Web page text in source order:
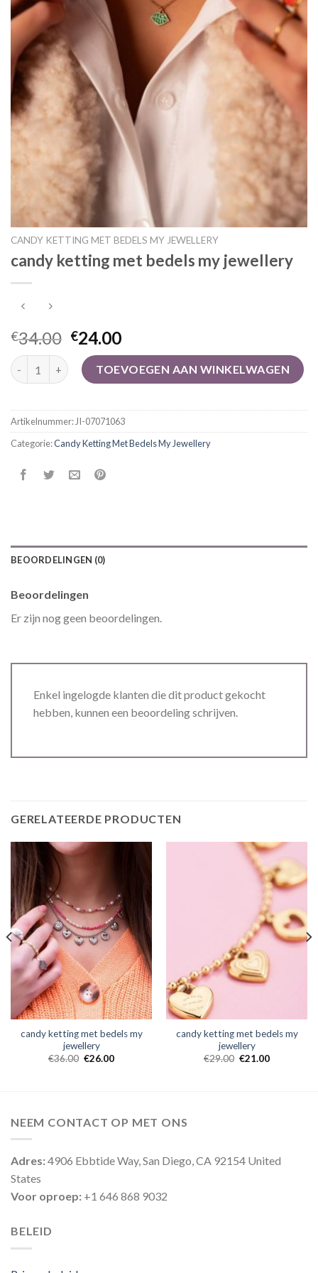
CANDY KETTING MET BEDELS MY JEWELLERY
candy ketting met bedels my jewellery
€34.00 €24.00
candy ketting met bedels my jewellery aantal
TOEVOEGEN AAN WINKELWAGEN
Artikelnummer: JI-07071063
Categorie:Candy Ketting Met Bedels My Jewellery
BEOORDELINGEN (0)
Beoordelingen
Er zijn nog geen beoordelingen.
Enkel ingelogde klanten die dit product gekocht
hebben, kunnen een beoordeling schrijven.
GERELATEERDE PRODUCTEN
candy ketting met bedels my
jewellery
€36.00 €26.00
candy ketting met bedels my
jewellery
€29.00 €21.00
NEEM CONTACT OP MET ONS
Adres:4906 Ebbtide Way, San Diego, CA 92154 United
States
Voor oproep: +1 646 868 9032
BELEID